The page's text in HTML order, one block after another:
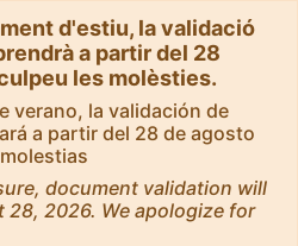
d'estiu, la validació
a partir del 28
les molèsties.
verano, la validación de
a partir del 28 de agosto
document validation will
2026. We apologize for